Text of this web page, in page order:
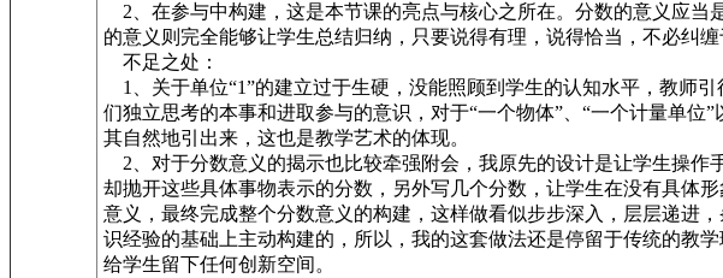
2、在参与中构建，这是本节课的亮点与核心之所在。分数的意义应当
的意义则完全能够让学生总结归纳，只要说得有理，说得恰当，不必纠缠
不足之处：
1、关于单位“1”的建立过于生硬，没能照顾到学生的认知水平，教师
们独立思考的本事和进取参与的意识，对于“一个物体”、“一个计量单
其自然地引出来，这也是教学艺术的体现。
2、对于分数意义的揭示也比较牵强附会，我原先的设计是让学生操作
却抛开这些具体事物表示的分数，另外写几个分数，让学生在没有具体
意义，最终完成整个分数意义的构建，这样做看似步步深入，层层递进
识经验的基础上主动构建的，所以，我的这套做法还是停留于传统的教
给学生留下任何创新空间。